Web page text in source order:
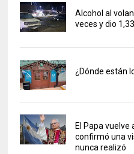
Alcohol al
veces y dio
¿Dónde están
El Papa vuelve
confirmó una
nunca realizó